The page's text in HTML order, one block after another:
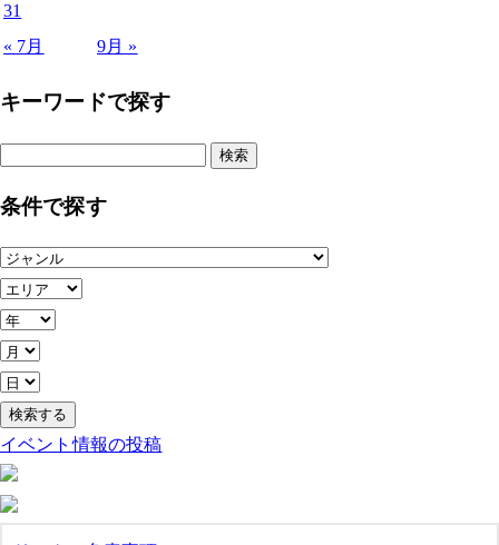
« 7月 9月 »
31
キーワードで探す
条件で探す
イベント情報の投稿